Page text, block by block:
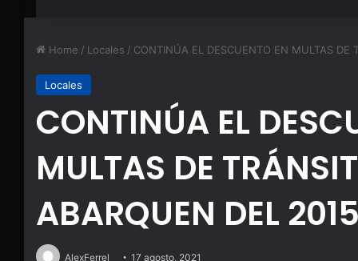
Home / Locales / CONTINÚA EL DESCUENTO EN MULTAS
Locales
CONTINÚA EL
MULTAS DE
ABARQUEN DEL
AlexFerrel 17 agosto, 2021